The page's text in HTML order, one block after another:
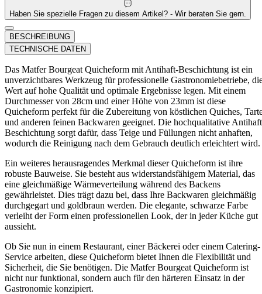
Haben Sie spezielle Fragen zu diesem Artikel? - Wir beraten Sie gern.
BESCHREIBUNG
TECHNISCHE DATEN
Das Matfer Bourgeat Quicheform mit Antihaft-Beschichtung ist ein
unverzichtbares Werkzeug für professionelle Gastronomiebetriebe,
Wert auf hohe Qualität und optimale Ergebnisse legen. Mit einem
Durchmesser von 28cm und einer Höhe von 23mm ist diese
Quicheform perfekt für die Zubereitung von köstlichen Quiches,
und anderen feinen Backwaren geeignet. Die hochqualitative
Beschichtung sorgt dafür, dass Teige und Füllungen nicht anhaften,
wodurch die Reinigung nach dem Gebrauch deutlich erleichtert wird.
Ein weiteres herausragendes Merkmal dieser Quicheform ist ihre
robuste Bauweise. Sie besteht aus widerstandsfähigem Material, das
eine gleichmäßige Wärmeverteilung während des Backens
gewährleistet. Dies trägt dazu bei, dass Ihre Backwaren gleichmäßig
durchgegart und goldbraun werden. Die elegante, schwarze Farbe
verleiht der Form einen professionellen Look, der in jeder Küche gut
aussieht.
Ob Sie nun in einem Restaurant, einer Bäckerei oder einem Catering-
Service arbeiten, diese Quicheform bietet Ihnen die Flexibilität und
Sicherheit, die Sie benötigen. Die Matfer Bourgeat Quicheform ist
nicht nur funktional, sondern auch für den härteren Einsatz in der
Gastronomie konzipiert.